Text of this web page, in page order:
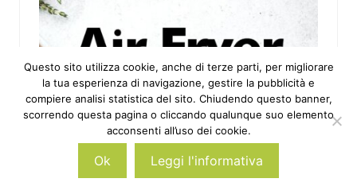
Questo sito utilizza cookie, anche di terze parti, per migliorare
la tua esperienza di navigazione, gestire la pubblicità e
compiere analisi statistica del sito. Chiudendo questo banner,
scorrendo questa pagina o cliccando qualunque suo elemento
acconsenti all’uso dei cookie.
Ok Leggi l'informativa